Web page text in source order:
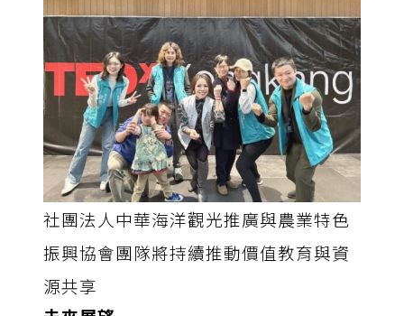
社團法人中華海洋觀光推廣與農業特色
振興協會團隊將持續推動價值教育與資
源共享